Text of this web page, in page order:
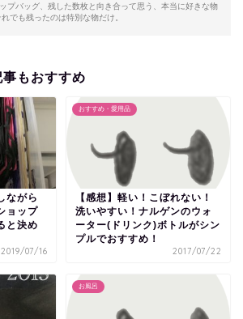
プバッグ、残した数枚と向き合って思う、本当に好きな物
でも残ったのは特別な物だけ。
もおすすめ
ながら
ョップ
と決め
2019/07/16
おすすめ・愛用品
【感想】軽い！こぼれない！
洗いやすい！ナルゲンのウォ
ーター(ドリンク)ボトルがシン
プルでおすすめ！
2017/07/22
お風呂